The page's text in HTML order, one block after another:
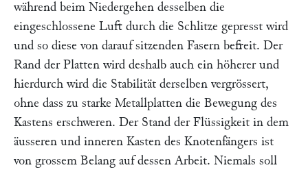
während beim Niedergehen desselben die
eingeschlossene Luft durch die Schlitze gepresst wird
und so diese von darauf sitzenden Fasern befreit. Der
Rand der Platten wird deshalb auch ein höherer und
hierdurch wird die Stabilität derselben vergrössert,
ohne dass zu starke Metallplatten die Bewegung des
Kastens erschweren. Der Stand der Flüssigkeit in dem
äusseren und inneren Kasten des Knotenfängers ist
von grossem Belang auf dessen Arbeit. Niemals soll